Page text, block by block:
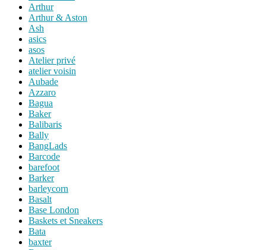
Arthur
Arthur & Aston
Ash
asics
asos
Atelier privé
atelier voisin
Aubade
Azzaro
Bagua
Baker
Balibaris
Bally
BangLads
Barcode
barefoot
Barker
barleycorn
Basalt
Base London
Baskets et Sneakers
Bata
baxter